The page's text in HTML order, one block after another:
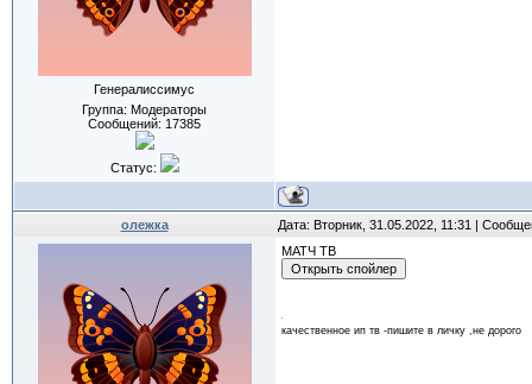
Генералиссимус
Группа: Модераторы
Сообщений: 17385
Статус:
олежка Дата: Вторник, 31.05.2022, 11:31 |
МАТЧ ТВ
качественное ип тв -пишите в личку ,не дорого